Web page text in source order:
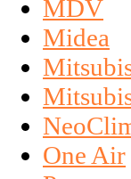
MDV
Midea
One Air